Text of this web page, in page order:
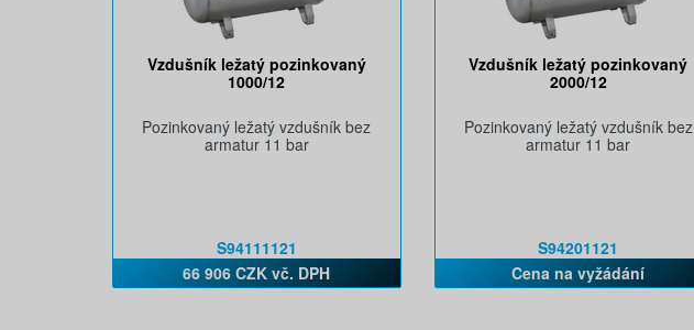
Vzdušník ležatý pozinkovaný
1000/12
Pozinkovaný ležatý vzdušník bez
armatur 11 bar
S94111121
66 906 CZK vč. DPH
Vzdušník ležatý pozinkovaný
2000/12
Pozinkovaný ležatý vzdušník bez
armatur 11 bar
S94201121
Cena na vyžádání